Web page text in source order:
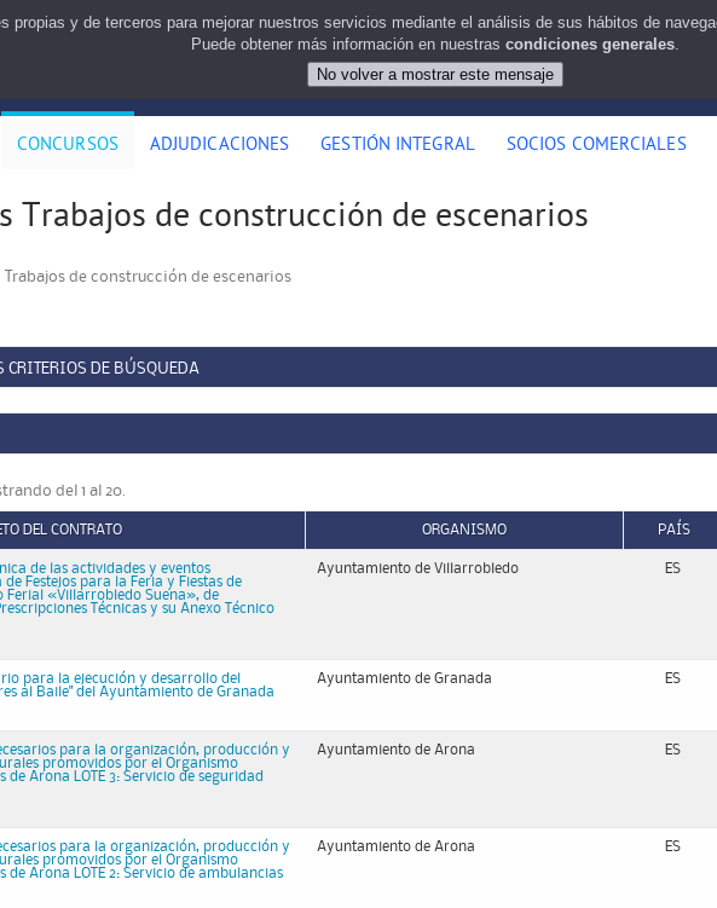
CONCURSOS ADJUDICACIONES GESTIÓN INTEGRAL SOCIOS COMERCIALES
Trabajos de construcción de escenarios
Trabajos de construcción de escenarios
CRITERIOS DE BÚSQUEDA
del 1 al 20.
DEL CONTRATO ORGANISMO PAÍS
de las actividades y eventos
Festejos para la Feria y Fiestas de
Ferial «Villarrobledo Suena», de
Técnicas y su Anexo Técnico
Ayuntamiento de Villarrobledo ES
para la ejecución y desarrollo del
al Baile" del Ayuntamiento de Granada
Ayuntamiento de Granada ES
para la organización, producción y
promovidos por el Organismo
Arona LOTE 3: Servicio de seguridad
Ayuntamiento de Arona ES
para la organización, producción y
promovidos por el Organismo
de Arona LOTE 2: Servicio de ambulancias
Ayuntamiento de Arona ES
propias y de terceros para mejorar nuestros servicios mediante el análisis de sus hábitos de
Puede obtener más información en nuestras condiciones generales.